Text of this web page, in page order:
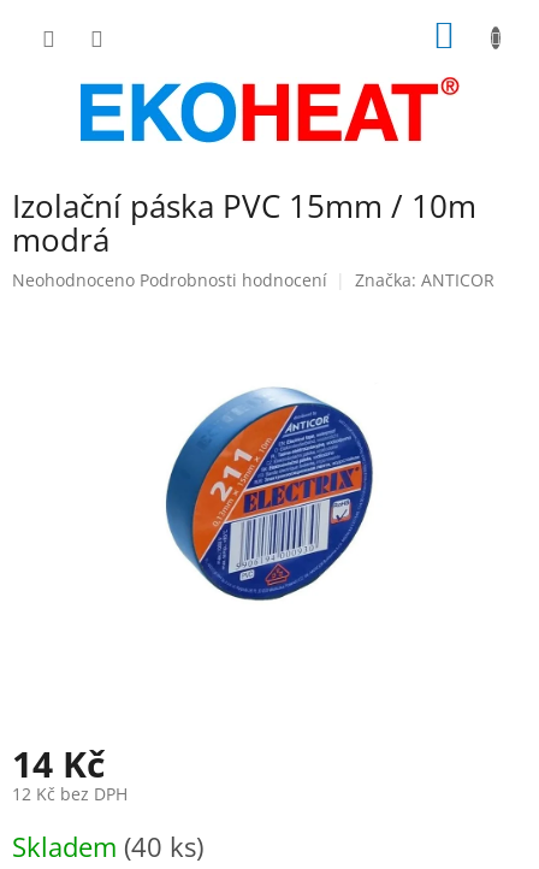
Izolační páska PVC 15mm / 10m
modrá
Průměrné
Neohodnoceno Podrobnosti hodnocení Značka: ANTICOR
14 Kč
12 Kč bez DPH
cena:
Skladem (40 ks)